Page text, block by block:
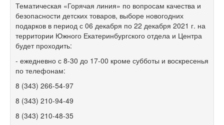
Тематическая «Горячая линия» по вопросам качества и
безопасности детских товаров, выборе новогодних
подарков в период с 06 декабря по 22 декабря 2021 г. на
территории Южного Екатеринбургского отдела и Центра
будет проходить:
- ежедневно с 8-30 до 17-00 кроме субботы и воскресенья
по телефонам:
8 (343) 266-54-97
8 (343) 210-94-49
8 (343) 210-48-35